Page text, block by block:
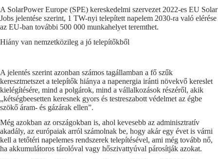
A SolarPower Europe (SPE) kereskedelmi szervezet 2022-es EU Solar
Jobs jelentése szerint, 1 TW-nyi telepített napelem 2030-ra való elérése
az EU-ban további 500 000 munkahelyet teremthet.
Hiány van nemzetközileg a jó telepítőkből
A jelentés szerint azonban számos tagállamban a fő szűk
keresztmetszet a telepítők hiánya a napenergia iránti növekvő kereslet
kielégítésére, mind a polgárok, mind a vállalkozások részéről, akik
„kétségbeesetten keresnek gyors és testreszabott védelmet az égbe
szökő áram- és gázárak ellen”.
Még azokban az országokban is, ahol kevesebb az adminisztratív
akadály, az európaiak arról számolnak be, hogy akár egy évet is várni
kell a tetőtéri napelemes rendszerek telepítésével, ami még tovább nő,
ha akkumulátoros tárolóval vagy hőszivattyúval párosítják azokat.